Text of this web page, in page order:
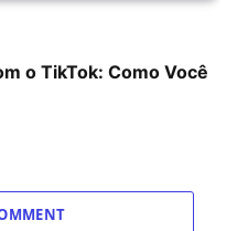
o TikTok: Como Você